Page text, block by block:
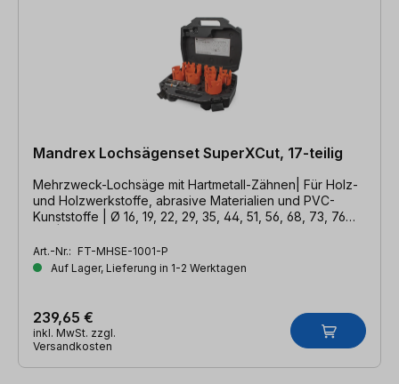
Mandrex Lochsägenset SuperXCut, 17-teilig
Mehrzweck-Lochsäge mit Hartmetall-Zähnen| Für Holz-
und Holzwerkstoffe, abrasive Materialien und PVC-
Kunststoffe | Ø 16, 19, 22, 29, 35, 44, 51, 56, 68, 73, 76
Art.-Nr.: FT-MHSE-1001-P
Auf Lager, Lieferung in 1-2 Werktagen
239,65 €
inkl. MwSt. zzgl.
Versandkosten